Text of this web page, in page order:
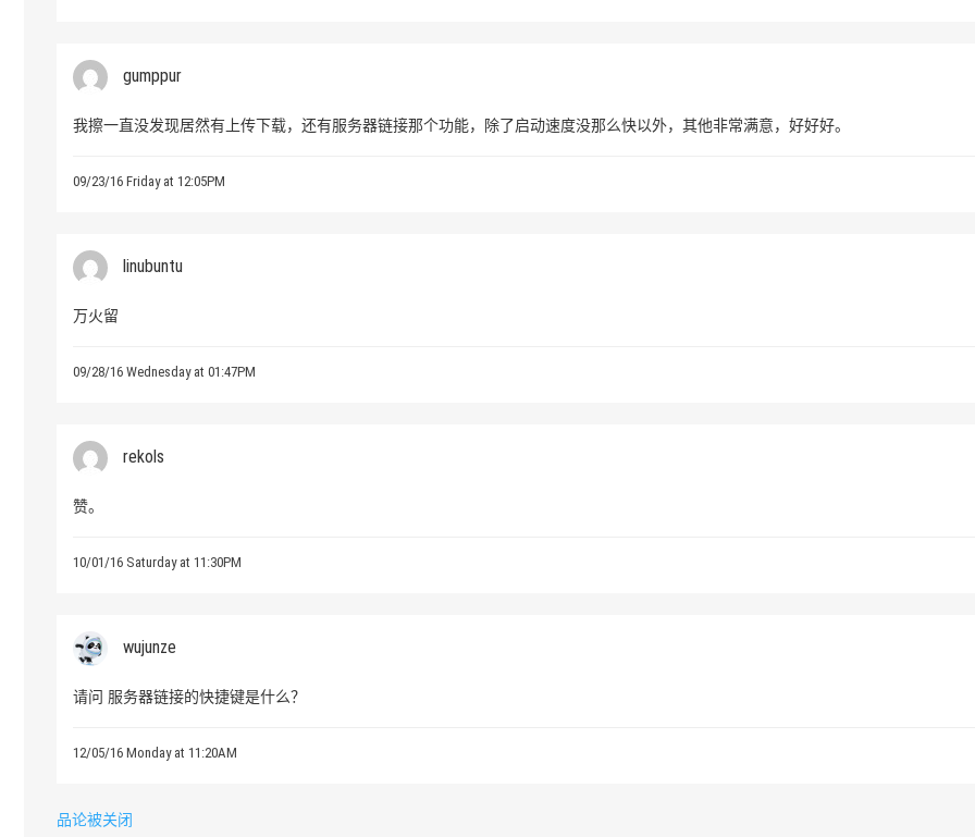
gumppur
我擦一直没发现居然有上传下载，还有服务器链接那个功能，除了启动速度没那么快以外，其他非常满意，好好好。
09/23/16 Friday at 12:05PM
linubuntu
万火留
09/28/16 Wednesday at 01:47PM
rekols
赞。
10/01/16 Saturday at 11:30PM
wujunze
请问 服务器链接的快捷键是什么？
12/05/16 Monday at 11:20AM
品论被关闭